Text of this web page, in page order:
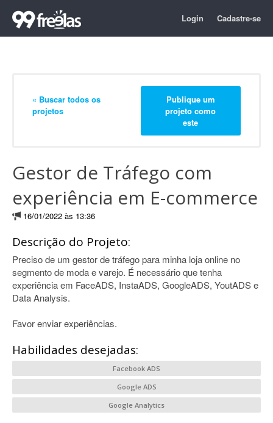
Login Cadastre-se
« Buscar todos os
projetos
Publique um
projeto como
este
Gestor de Tráfego com
experiência em E-commerce
16/01/2022 às 13:36
Descrição do Projeto:
Preciso de um gestor de tráfego para minha loja online no
segmento de moda e varejo. É necessário que tenha
experiência em FaceADS, InstaADS, GoogleADS, YoutADS e
Data Analysis.
Favor enviar experiências.
Habilidades desejadas:
Facebook ADS
Google ADS
Google Analytics